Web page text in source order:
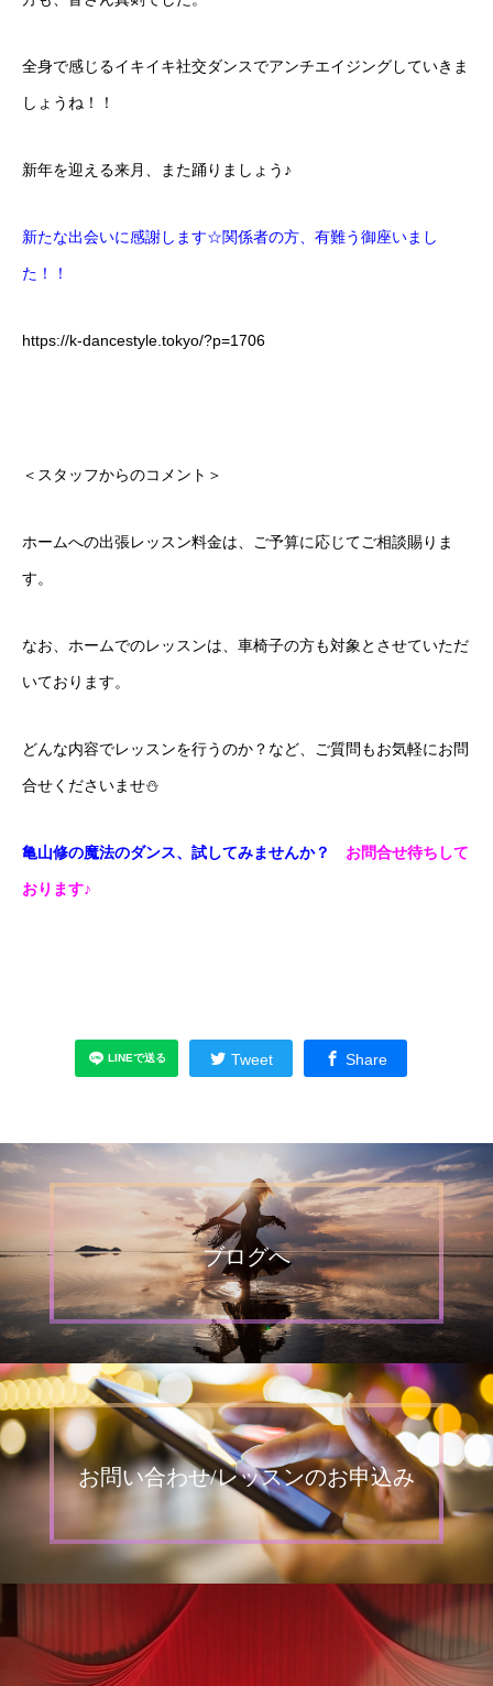
全身で感じるイキイキ社交ダンスでアンチエイジングしていきま
しょうね！！
新年を迎える来月、また踊りましょう♪
新たな出会いに感謝します☆関係者の方、有難う御座いまし
た！！
https://k-dancestyle.tokyo/?p=1706
＜スタッフからのコメント＞
ホームへの出張レッスン料金は、ご予算に応じてご相談賜りま
す。
なお、ホームでのレッスンは、車椅子の方も対象とさせていただ
いております。
どんな内容でレッスンを行うのか？など、ご質問もお気軽にお問
合せくださいませ⛄
亀山修の魔法のダンス、試してみませんか？ お問合せ待ちして
おります♪
Tweet Share
ブログへ
お問い合わせ/レッスンのお申込み